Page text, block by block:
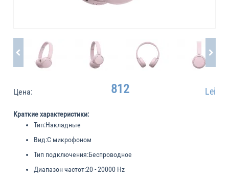
Цена: 812 Lei
Краткие характеристики:
Тип:Накладные
Вид:С микрофоном
Тип подключения:Беспроводное
Диапазон частот:20 - 20000 Hz